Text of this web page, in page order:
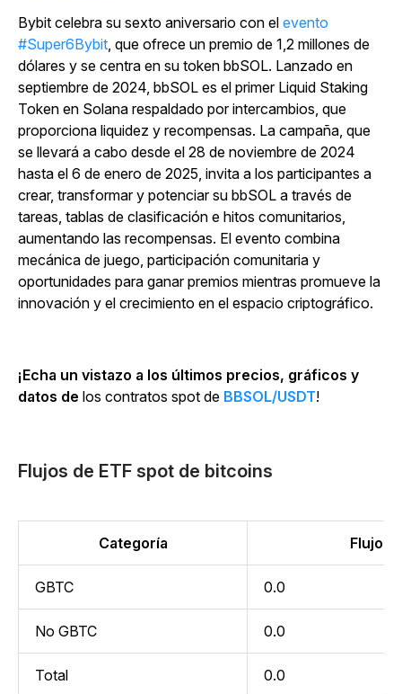
Bybit celebra su sexto aniversario con el evento
#Super6Bybit , que ofrece un premio de 1,2 millones de
dólares y se centra en su token bbSOL. Lanzado en
septiembre de 2024, bbSOL es el primer Liquid Staking
Token en Solana respaldado por intercambios, que
proporciona liquidez y recompensas. La campaña, que
se llevará a cabo desde el 28 de noviembre de 2024
hasta el 6 de enero de 2025, invita a los participantes a
crear, transformar y potenciar su bbSOL a través de
tareas, tablas de clasificación e hitos comunitarios,
aumentando las recompensas. El evento combina
mecánica de juego, participación comunitaria y
oportunidades para ganar premios mientras promueve la
innovación y el crecimiento en el espacio criptográfico.
¡Echa un vistazo a los últimos precios, gráficos y
datos de los contratos spot de BBSOL/USDT!
Flujos de ETF spot de bitcoins
Categoría Flujo
GBTC 0.0
No GBTC 0.0
Total 0.0